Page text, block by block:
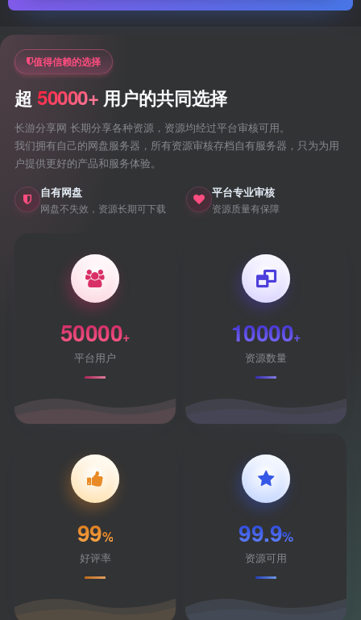
值得信赖的选择
超 50000+ 用户的共同选择
长游分享网 长期分享各种资源，资源均经过平台审核可用。
我们拥有自己的网盘服务器，所有资源审核存档自有服务器，只为为用
户提供更好的产品和服务体验。
自有网盘
网盘不失效，资源长期可下载
平台专业审核
资源质量有保障
50000+
平台用户
10000+
资源数量
99%
好评率
99.9%
资源可用